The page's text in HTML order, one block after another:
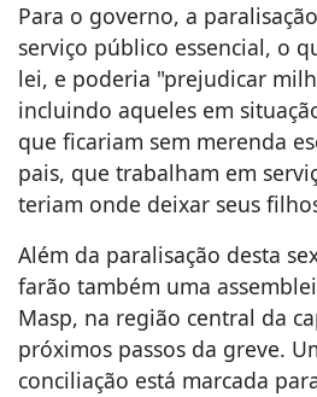
Para o governo, a
serviço público essencial, o
lei, e poderia "prejudicar
incluindo aqueles em
que ficariam sem merenda
pais, que trabalham em
teriam onde deixar seus
Além da paralisação desta
farão também uma
Masp, na região central da
próximos passos da greve.
conciliação está marcada